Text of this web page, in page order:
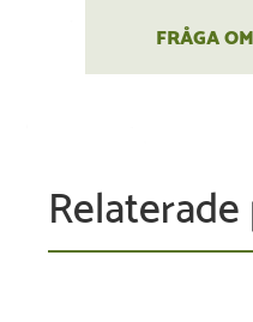
FRÅGA